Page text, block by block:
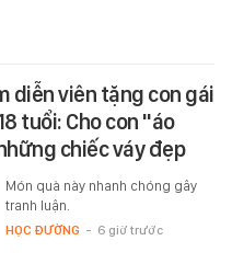
diễn viên tặng con gái
tuổi: Cho con "áo
chiếc váy đẹp
Món quà này nhanh chóng gây
tranh luận.
HỌC ĐƯỜNG - 6 giờ trước